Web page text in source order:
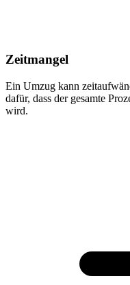
Zeitmangel
Ein Umzug kann
dafür, dass der gesamte
wird.